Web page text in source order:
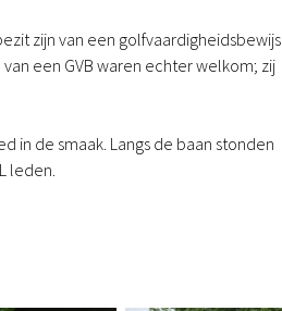
zijn van een golfvaardigheidsbewijs
een GVB waren echter welkom; zij
in de smaak. Langs de baan stonden
leden.